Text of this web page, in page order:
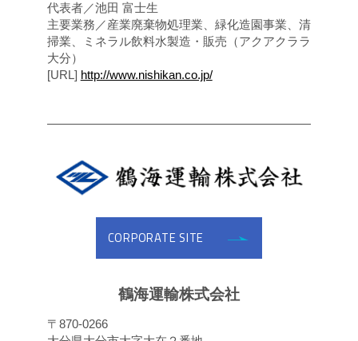
代表者／池田 富士生
主要業務／産業廃棄物処理業、緑化造園事業、清
掃業、ミネラル飲料水製造・販売（アクアクララ
大分）
[URL] http://www.nishikan.co.jp/
CORPORATE SITE
鶴海運輸株式会社
〒870-0266